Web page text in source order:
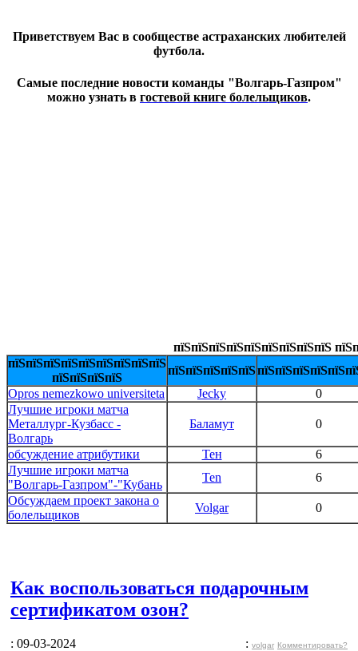
Приветствуем Вас в сообществе астраханских любителей
футбола.
Самые последние новости команды "Волгарь-Газпром"
можно узнать в гостевой книге болельщиков.
пїЅпїЅпїЅпїЅпїЅпїЅпїЅпїЅпїЅ
пїЅпїЅпїЅпїЅпїЅпїЅпїЅпїЅпїЅ
пїЅпїЅпїЅпїЅ
пїЅпїЅпїЅпїЅпїЅ
Opros nemezkowo universiteta
Jecky
0
Лучшие игроки матча
Металлург-Кузбасс -
Волгарь
Баламут 0
обсуждение атрибутики Тен
6
Лучшие игроки матча
"Волгарь-Газпром"-"Кубань
Ten
6
Обсуждаем проект закона о
болельщиков
Volgar 0
Как воспользоваться подарочным
сертификатом озон?
: 09-03-2024 : volgar Комментировать?